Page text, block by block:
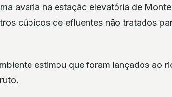
avaria na estação elevatória de
cúbicos de efluentes não tratados
estimou que foram lançados ao